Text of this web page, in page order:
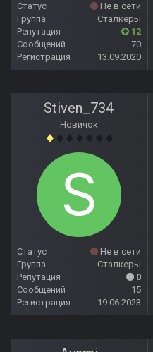
Статус
Не в сети
Группа
Сталкеры
Репутация
12
Сообщений
70
Регистрация
13.09.2020
Stiven_734
Новичок
Статус
Не в сети
Группа
Сталкеры
Репутация
0
Сообщений
15
Регистрация
19.06.2023